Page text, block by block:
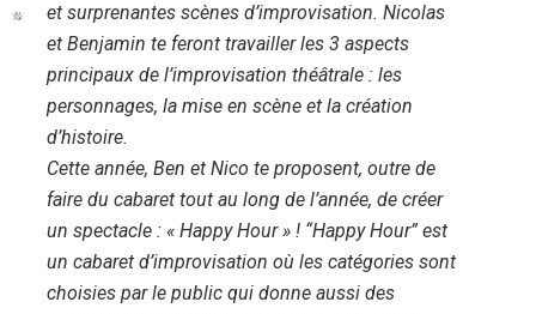
et surprenantes scènes d’improvisation. Nicolas
et Benjamin te feront travailler les 3 aspects
principaux de l’improvisation théâtrale : les
personnages, la mise en scène et la création
d’histoire.
Cette année, Ben et Nico te proposent, outre de
faire du cabaret tout au long de l’année, de créer
un spectacle : « Happy Hour » ! “Happy Hour” est
un cabaret d’improvisation où les catégories sont
choisies par le public qui donne aussi des